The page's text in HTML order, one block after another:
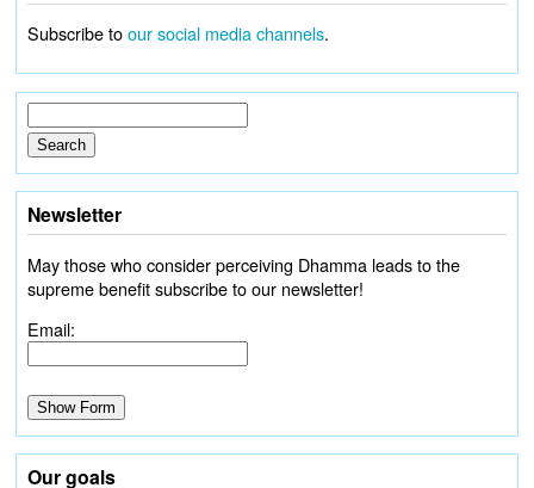
Subscribe toour social media channels.
Newsletter
May those who consider perceiving Dhamma leads to the
supreme benefit subscribe to our newsletter!
Email:
Our goals